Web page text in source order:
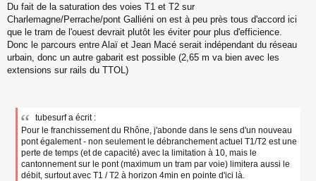
Du fait de la saturation des voies T1 et T2 sur
Charlemagne/Perrache/pont Galliéni on est à peu près tous d'accord ici
que le tram de l'ouest devrait plutôt les éviter pour plus d'efficience.
Donc le parcours entre Alaï et Jean Macé serait indépendant du réseau
urbain, donc un autre gabarit est possible (2,65 m va bien avec les
extensions sur rails du TTOL)
tubesurf a écrit :
Pour le franchissement du Rhône, j'abonde dans le sens d'un nouveau
pont également - non seulement le débranchement actuel T1/T2 est une
perte de temps (et de capacité) avec la limitation à 10, mais le
cantonnement sur le pont (maximum un tram par voie) limitera aussi le
débit, surtout avec T1 / T2 à horizon 4min en pointe d'ici là.